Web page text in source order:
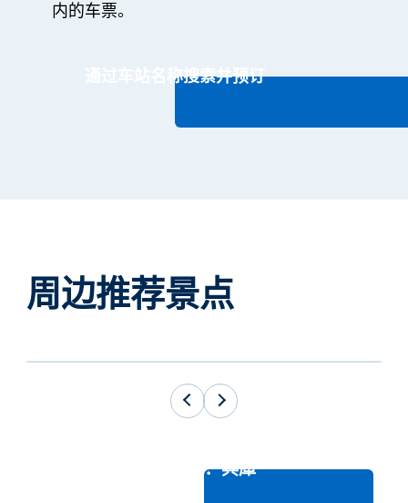
内的车票。
通过车站名称搜索并预订
周边推荐景点
目的地：兵庫